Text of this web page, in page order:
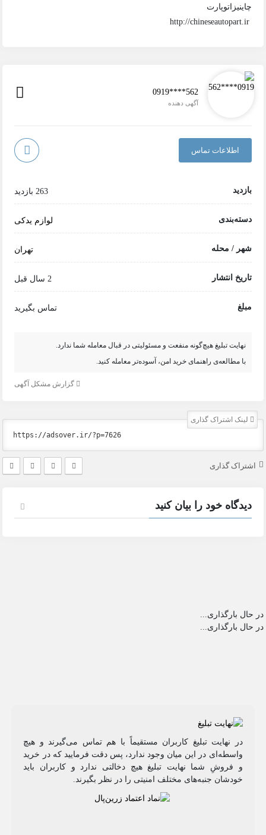
چاینیزاتوپارت
http://chineseautopart.ir
0919****562
آگهی دهنده
اطلاعات تماس
بازدید 263 بازدید
دسته‌بندی لوازم یدکی
شهر / محله تهران
تاریخ انتشار 2 سال قبل
مبلغ تماس بگیرید
نهایت تبلیغ هیچ‌گونه منفعت و مسئولیتی در قبال معامله شما ندارد.
با مطالعه‌ی راهنمای خرید امن، آسوده‌تر معامله کنید.
گزارش مشکل آگهی
لینک اشتراک گذاری
اشتراک گذاری
دیدگاه خود را بیان کنید
در حال بارگذاری...
در حال بارگذاری...
در نهایت تبلیغ کاربران مستقیماً با هم تماس می‌گیرند و هیچ
واسطه‌ای در این میان وجود ندارد، پس دقت فرمایید که در خرید
و فروشِ شما نهایت تبلیغ هیچ دخالتی ندارد و کاربران باید
خودشان جنبه‌های مختلف امنیتی را در نظر بگیرند.